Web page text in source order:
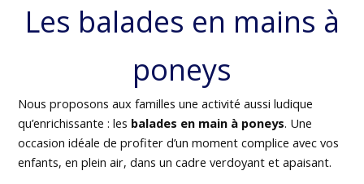
Les balades en mains à
poneys
Nous proposons aux familles une activité aussi ludique
qu’enrichissante : les balades en main à poneys. Une
occasion idéale de profiter d’un moment complice avec vos
enfants, en plein air, dans un cadre verdoyant et apaisant.